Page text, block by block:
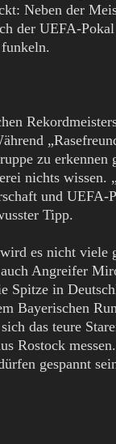
Neben der
der UEFA-
funkeln.
zu erkennen
nichts wissen.
und UEFA-
Tipp.
es nicht viele
Angreifer
Spitze in
Bayerischen
das teure
Rostock messen.
gespannt